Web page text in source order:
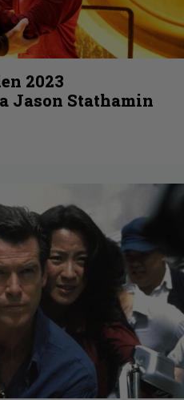
2023
Jason Stathamin